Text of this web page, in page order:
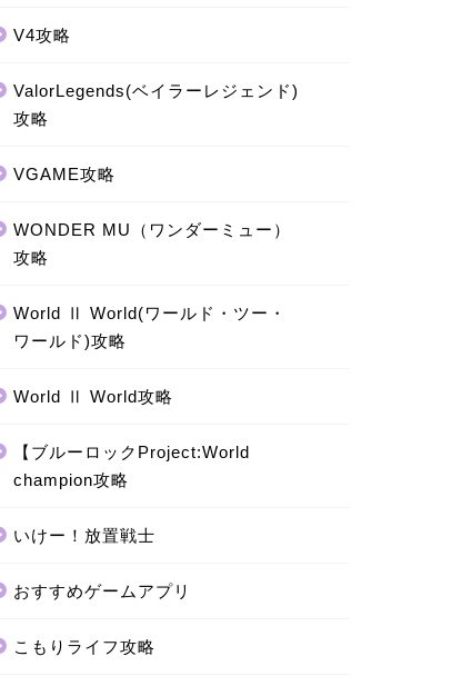
V4攻略
ValorLegends(ベイラーレジェンド)
攻略
VGAME攻略
WONDER MU（ワンダーミュー）
攻略
World Ⅱ World(ワールド・ツー・
ワールド)攻略
World Ⅱ World攻略
【ブルーロックProject:World
champion攻略
いけー！放置戦士
おすすめゲームアプリ
こもりライフ攻略